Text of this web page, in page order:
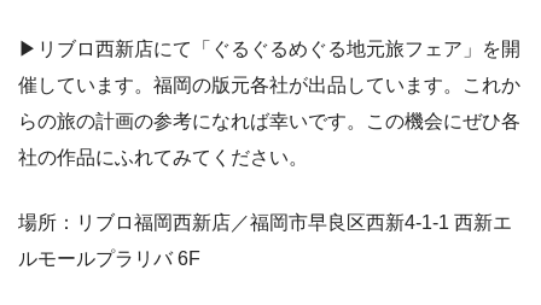
▶リブロ西新店にて「ぐるぐるめぐる地元旅フェア」を開
催しています。福岡の版元各社が出品しています。これか
らの旅の計画の参考になれば幸いです。この機会にぜひ各
社の作品にふれてみてください。
場所：リブロ福岡西新店／福岡市早良区西新4-1-1 西新エ
ルモールプラリバ 6F